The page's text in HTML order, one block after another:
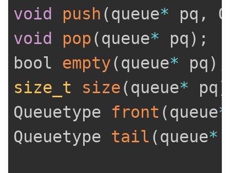
void
push (queue* pq ,
void
pop(queue* pq) ;
bool empty(queue* pq)
size_t
size(queue* pq)
Queuetype front (queue*
Queuetype tail (queue*